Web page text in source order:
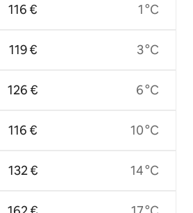
116 €
119 €
126 €
116 €
132 €
1 °C
3 °C
6 °C
10 °C
14 °C